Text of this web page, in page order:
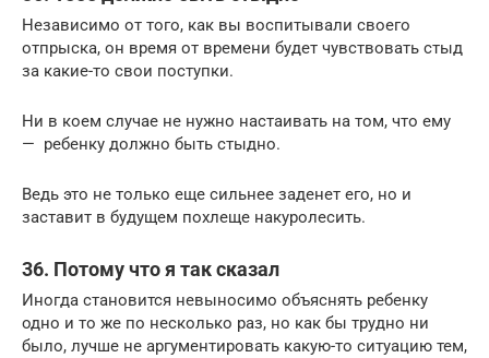
Независимо от того, как вы воспитывали своего
отпрыска, он время от времени будет чувствовать стыд
за какие-то свои поступки.
Ни в коем случае не нужно настаивать на том, что ему
— ребенку должно быть стыдно.
Ведь это не только еще сильнее заденет его, но и
заставит в будущем похлеще накуролесить.
36. Потому что я так сказал
Иногда становится невыносимо объяснять ребенку
одно и то же по несколько раз, но как бы трудно ни
было, лучше не аргументировать какую-то ситуацию тем,